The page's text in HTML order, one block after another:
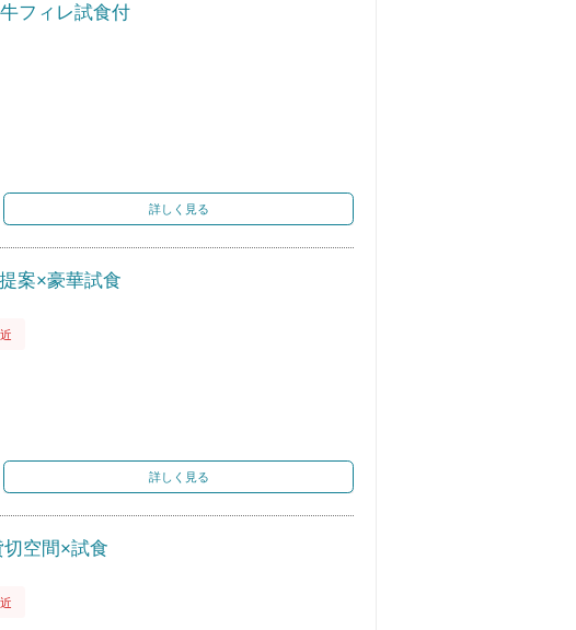
フィレ試食付
詳しく見る
案×豪華試食
詳しく見る
空間×試食